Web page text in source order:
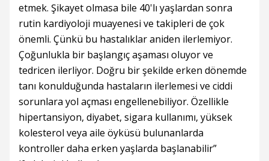
etmek. Şikayet olmasa bile 40'lı yaşlardan sonra
rutin kardiyoloji muayenesi ve takipleri de çok
önemli. Çünkü bu hastalıklar aniden ilerlemiyor.
Çoğunlukla bir başlangıç aşaması oluyor ve
tedricen ilerliyor. Doğru bir şekilde erken dönemde
tanı konulduğunda hastaların ilerlemesi ve ciddi
sorunlara yol açması engellenebiliyor. Özellikle
hipertansiyon, diyabet, sigara kullanımı, yüksek
kolesterol veya aile öyküsü bulunanlarda
kontroller daha erken yaşlarda başlanabilir”